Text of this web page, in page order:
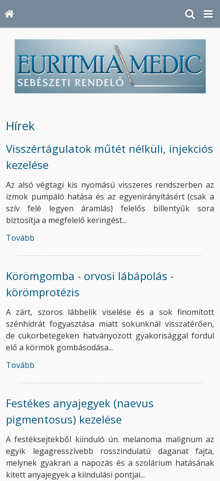
Hírek
Visszértágulatok műtét nélküli, injekciós
kezelése
Az alsó végtagi kis nyomású visszeres rendszerben az
izmok pumpáló hatása és az egyenirányításért (csak a
szív felé legyen áramlás) felelős billentyűk sora
biztosítja a megfelelő keringést...
Tovább
Körömgomba - orvosi lábápolás -
körömprotézis
A zárt, szoros lábbelik viselése és a sok finomított
szénhidrát fogyasztása miatt sokunknál visszatérően,
de cukorbetegeken hatványozott gyakorisággal fordul
elő a körmök gombásodása...
Tovább
Festékes anyajegyek (naevus
pigmentosus) kezelése
A festéksejtekből kiinduló ún. melanoma malignum az
egyik legagresszívebb rosszindulatú daganat fajta,
melynek gyakran a napozás és a szolárium hatásának
kitett anyajegyek a kiindulási pontjai...